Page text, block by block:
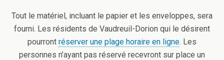
Tout le matériel, incluant le papier et les enveloppes, sera
fourni. Les résidents de Vaudreuil-Dorion qui le désirent
pourront réserver une plage horaire en ligne. Les
personnes n’ayant pas réservé recevront sur place un